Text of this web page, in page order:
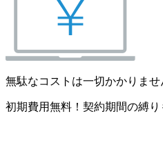
無駄なコストは一切かかりま
初期費用無料！契約期間の縛